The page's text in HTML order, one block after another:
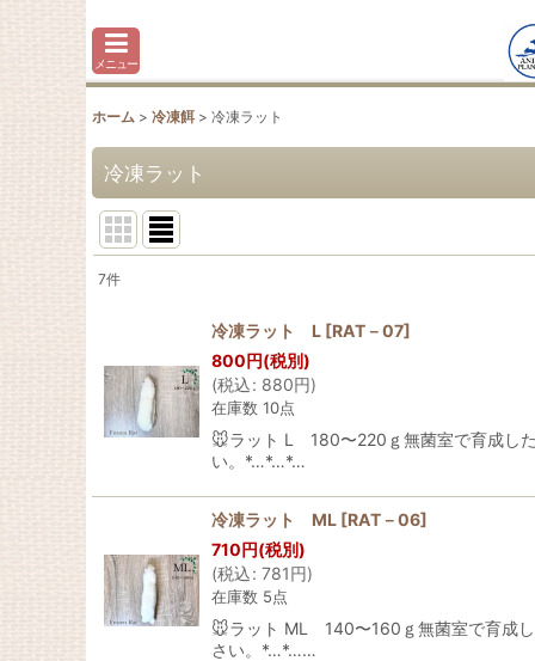
メニュー
ホーム > 冷凍餌 > 冷凍ラット
冷凍ラット
並び順:
7件
冷凍ラット L [RAT－07]
800円(税別)
(税込: 880円)
在庫数 10点
🐭ラット L 180〜220ｇ無菌室で育成した
い。*…*…*…
冷凍ラット ML [RAT－06]
710円(税別)
(税込: 781円)
在庫数 5点
🐭ラット ML 140〜160ｇ無菌室で育成し
さい。*…*……